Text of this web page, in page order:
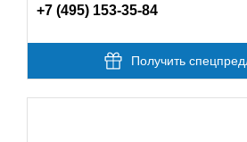
+7 (495) 153-35-84
Получить